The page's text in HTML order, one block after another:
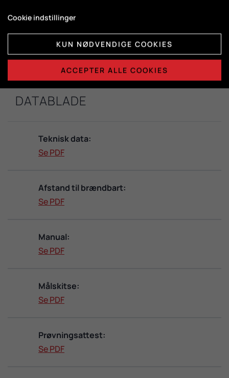
H415 x B365 x D325
DATABLADE
Teknisk data:
Se PDF
Afstand til brændbart:
Se PDF
Manual:
Se PDF
Målskitse:
Se PDF
Prøvningsattest:
Se PDF
Cookie indstillinger
KUN NØDVENDIGE COOKIES
ACCEPTER ALLE COOKIES